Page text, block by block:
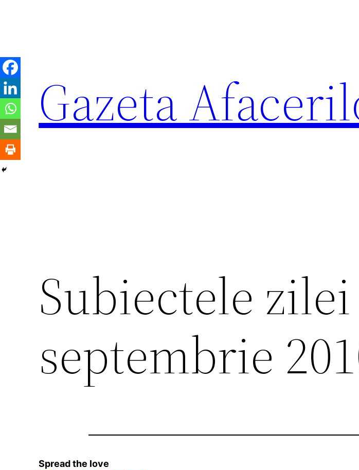
Gazeta
Subiectele zilei
septembrie
Spread the love